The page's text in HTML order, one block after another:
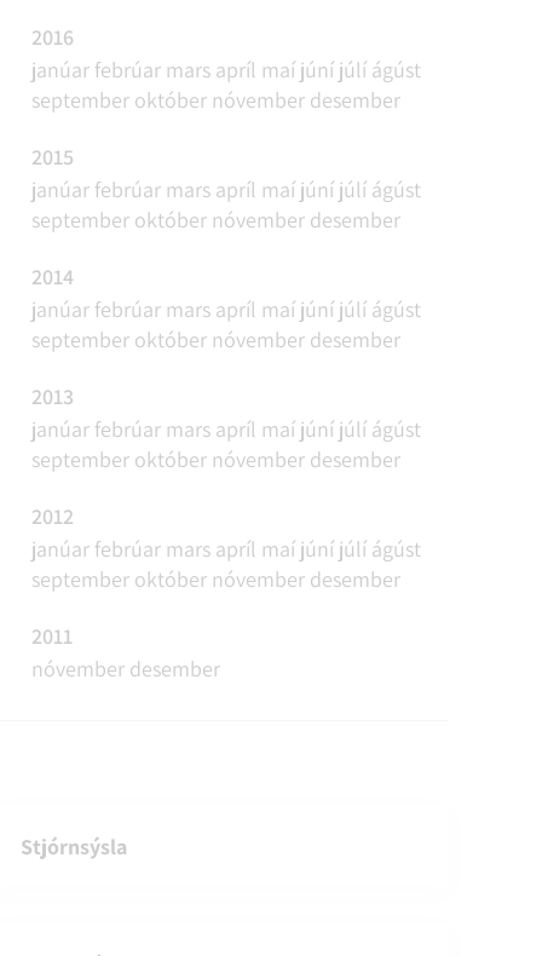
2016
janúar febrúar mars apríl maí júní júlí ágúst
september október nóvember desember
2015
janúar febrúar mars apríl maí júní júlí ágúst
september október nóvember desember
2014
janúar febrúar mars apríl maí júní júlí ágúst
september október nóvember desember
2013
janúar febrúar mars apríl maí júní júlí ágúst
september október nóvember desember
2012
janúar febrúar mars apríl maí júní júlí ágúst
september október nóvember desember
2011
nóvember desember
Stjórnsýsla